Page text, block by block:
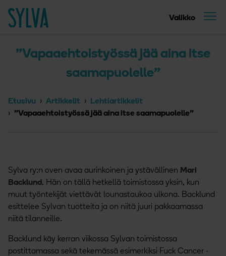
Valikko
”Vapaaehtoistyössä jää aina itse
saamapuolelle”
Etusivu Artikkelit
Lehtiartikkelit
”Vapaaehtoistyössä jää aina itse saamapuolelle”
Sylva ry:n oven avaa aurinkoinen ja ystävällinen Mari
Backlund. Hän on tällä hetkellä toimistossa yksin, kun
muut työntekijät viettävät lounastaukoa ulkona. Backlund
esittelee Sylvan tuotteita ja on niitä juuri pakkaamassa
niitä tilanneille.
Backlund käy kerran viikossa Sylvan toimistossa
postittamassa sekä tekemässä esimerkiksi Fuck Cancer -